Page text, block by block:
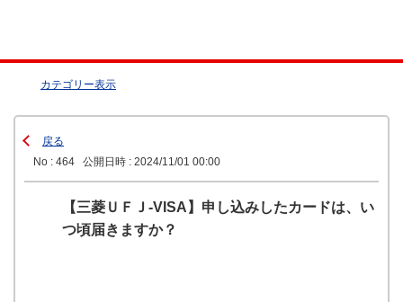
カテゴリー表示
戻る
No : 464
公開日時 : 2024/11/01 00:00
【三菱ＵＦＪ-VISA】申し込みしたカードは、い
つ頃届きますか？